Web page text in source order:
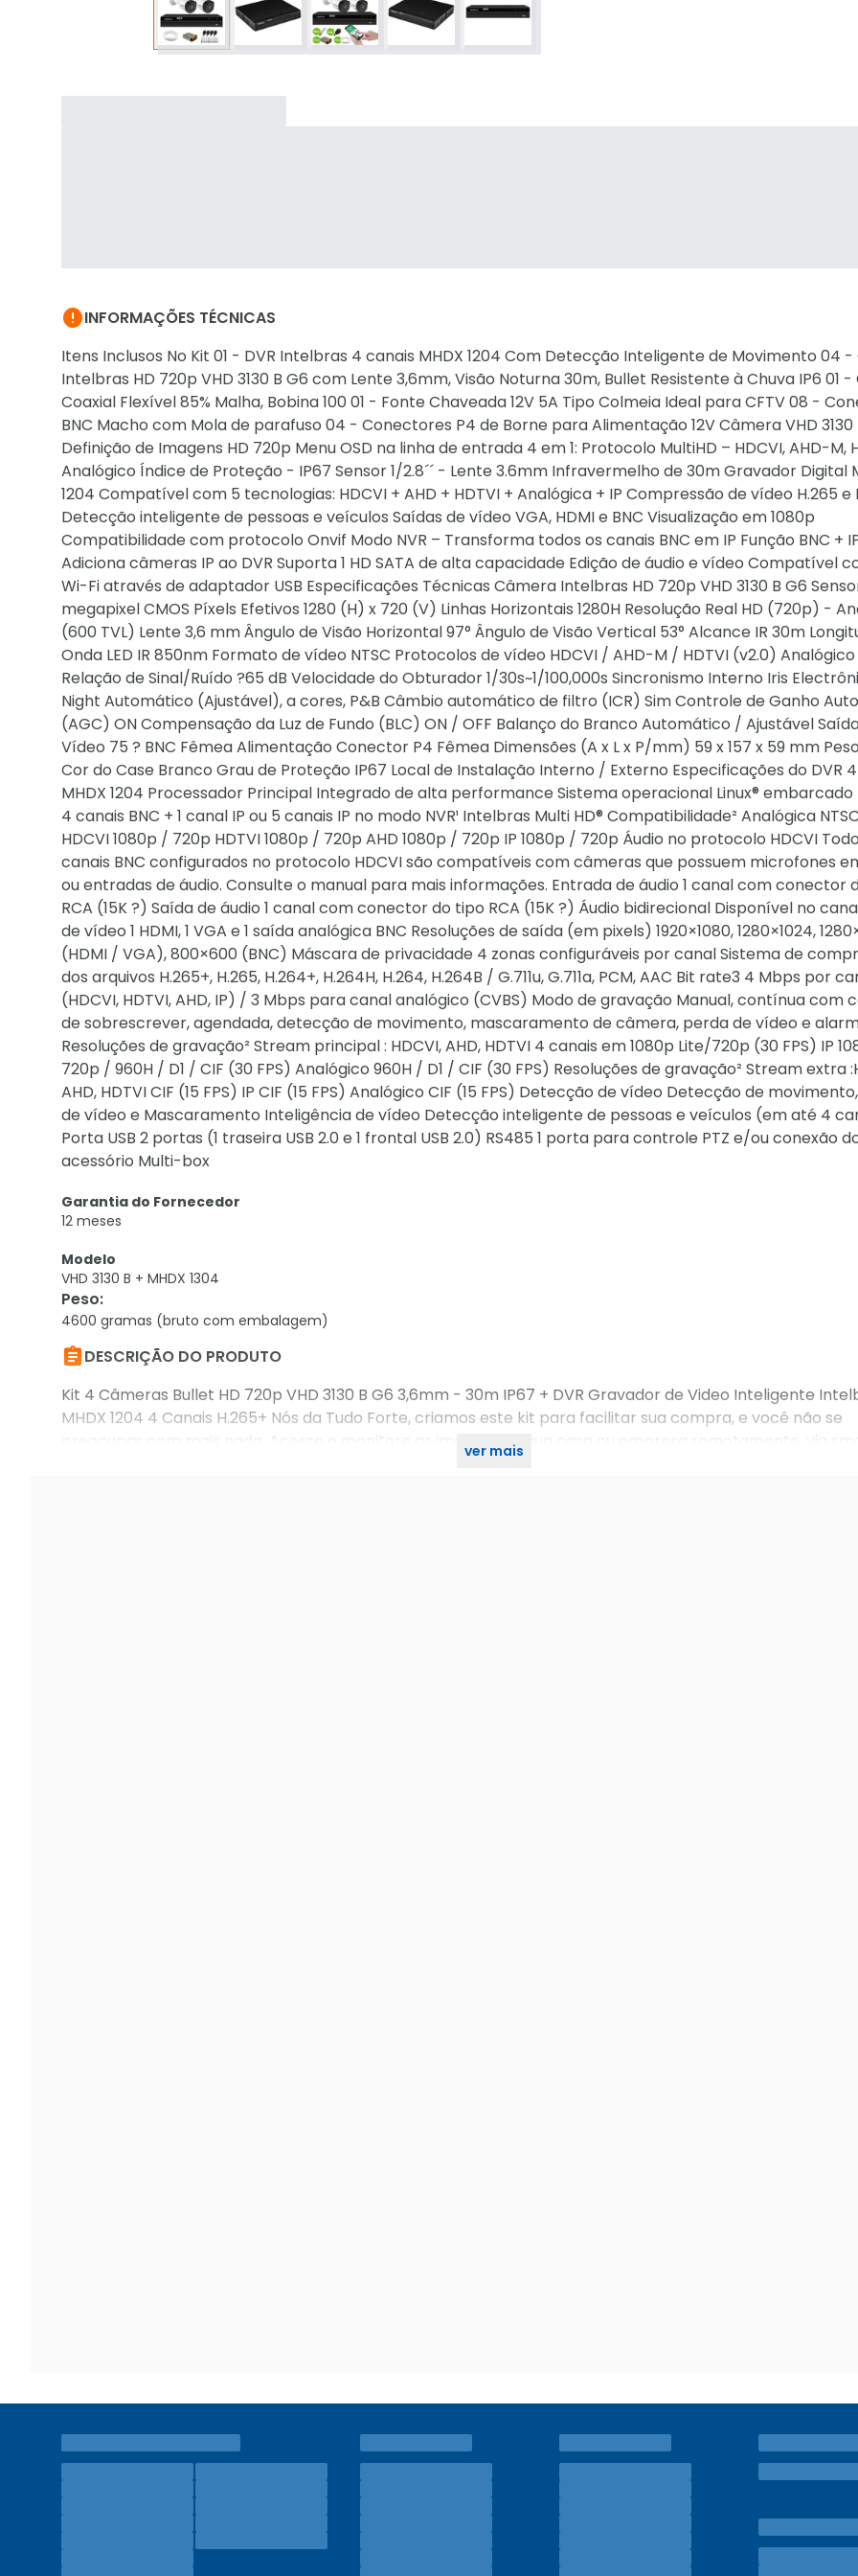
INFORMAÇÕES TÉCNICAS
Itens Inclusos No Kit 01 - DVR Intelbras 4 canais MHDX 1204 Com Detecção Inteligente de Movimento 04
Intelbras HD 720p VHD 3130 B G6 com Lente 3,6mm, Visão Noturna 30m, Bullet Resistente à Chuva IP6 01 -
Coaxial Flexível 85% Malha, Bobina 100 01 - Fonte Chaveada 12V 5A Tipo Colmeia Ideal para CFTV 08 -
BNC Macho com Mola de parafuso 04 - Conectores P4 de Borne para Alimentação 12V Câmera VHD 3130
Definição de Imagens HD 720p Menu OSD na linha de entrada 4 em 1: Protocolo MultiHD – HDCVI, AHD-M,
Analógico Índice de Proteção - IP67 Sensor 1/2.8´´ - Lente 3.6mm Infravermelho de 30m Gravador Digital
1204 Compatível com 5 tecnologias: HDCVI + AHD + HDTVI + Analógica + IP Compressão de vídeo H.265 e
Detecção inteligente de pessoas e veículos Saídas de vídeo VGA, HDMI e BNC Visualização em 1080p
Compatibilidade com protocolo Onvif Modo NVR – Transforma todos os canais BNC em IP Função BNC +
Adiciona câmeras IP ao DVR Suporta 1 HD SATA de alta capacidade Edição de áudio e vídeo Compatível
Wi-Fi através de adaptador USB Especificações Técnicas Câmera Intelbras HD 720p VHD 3130 B G6 Sensor
megapixel CMOS Píxels Efetivos 1280 (H) x 720 (V) Linhas Horizontais 1280H Resolução Real HD (720p) -
(600 TVL) Lente 3,6 mm Ângulo de Visão Horizontal 97° Ângulo de Visão Vertical 53° Alcance IR 30m
Onda LED IR 850nm Formato de vídeo NTSC Protocolos de vídeo HDCVI / AHD-M / HDTVI (v2.0) Analógico
Relação de Sinal/Ruído ?65 dB Velocidade do Obturador 1/30s~1/100,000s Sincronismo Interno Iris
Night Automático (Ajustável), a cores, P&B Câmbio automático de filtro (ICR) Sim Controle de Ganho
(AGC) ON Compensação da Luz de Fundo (BLC) ON / OFF Balanço do Branco Automático / Ajustável
Vídeo 75 ? BNC Fêmea Alimentação Conector P4 Fêmea Dimensões (A x L x P/mm) 59 x 157 x 59 mm
Cor do Case Branco Grau de Proteção IP67 Local de Instalação Interno / Externo Especificações do DVR
MHDX 1204 Processador Principal Integrado de alta performance Sistema operacional Linux® embarcado
4 canais BNC + 1 canal IP ou 5 canais IP no modo NVR¹ Intelbras Multi HD® Compatibilidade² Analógica
HDCVI 1080p / 720p HDTVI 1080p / 720p AHD 1080p / 720p IP 1080p / 720p Áudio no protocolo HDCVI
canais BNC configurados no protocolo HDCVI são compatíveis com câmeras que possuem microfones
ou entradas de áudio. Consulte o manual para mais informações. Entrada de áudio 1 canal com conector
RCA (15K ?) Saída de áudio 1 canal com conector do tipo RCA (15K ?) Áudio bidirecional Disponível no
de vídeo 1 HDMI, 1 VGA e 1 saída analógica BNC Resoluções de saída (em pixels) 1920×1080, 1280×1024,
(HDMI / VGA), 800×600 (BNC) Máscara de privacidade 4 zonas configuráveis por canal Sistema de
dos arquivos H.265+, H.265, H.264+, H.264H, H.264, H.264B / G.711u, G.711a, PCM, AAC Bit rate3 4 Mbps por
(HDCVI, HDTVI, AHD, IP) / 3 Mbps para canal analógico (CVBS) Modo de gravação Manual, contínua com
de sobrescrever, agendada, detecção de movimento, mascaramento de câmera, perda de vídeo e
Resoluções de gravação² Stream principal : HDCVI, AHD, HDTVI 4 canais em 1080p Lite/720p (30 FPS) IP
720p / 960H / D1 / CIF (30 FPS) Analógico 960H / D1 / CIF (30 FPS) Resoluções de gravação² Stream extra
AHD, HDTVI CIF (15 FPS) IP CIF (15 FPS) Analógico CIF (15 FPS) Detecção de vídeo Detecção de
de vídeo e Mascaramento Inteligência de vídeo Detecção inteligente de pessoas e veículos (em até 4
Porta USB 2 portas (1 traseira USB 2.0 e 1 frontal USB 2.0) RS485 1 porta para controle PTZ e/ou conexão
acessório Multi-box
Garantia do Fornecedor
12 meses
Modelo
VHD 3130 B + MHDX 1304
Peso:
4600 gramas (bruto com embalagem)
DESCRIÇÃO DO PRODUTO
Kit 4 Câmeras Bullet HD 720p VHD 3130 B G6 3,6mm - 30m IP67 + DVR Gravador de Video Inteligente
MHDX 1204 4 Canais H.265+ Nós da Tudo Forte, criamos este kit para facilitar sua compra, e você não se
preocupar com mais nada. Acesse e monitore as imagens da sua casa ou empresa remotamente, via
ver mais